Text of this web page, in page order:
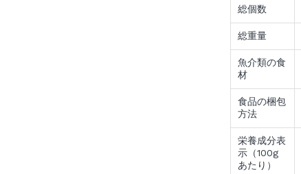
総個数
総重量
魚介類の食
材
食品の梱包
方法
栄養成分表
示（100g
あたり）